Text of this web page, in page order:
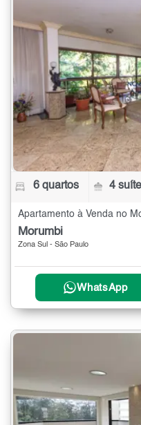
6 quartos 4
Apartamento à Venda no
Morumbi
Zona Sul - São Paulo
WhatsApp